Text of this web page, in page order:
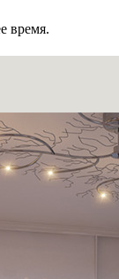
время.